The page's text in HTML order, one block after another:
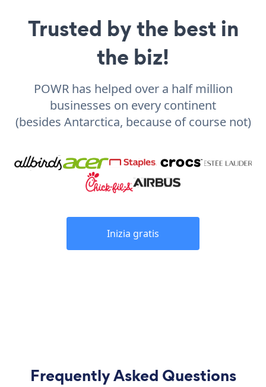
Trusted by the best in
the biz!
POWR has helped over a half million
businesses on every continent
(besides Antarctica, because of course not)
Inizia gratis
Frequently Asked Questions